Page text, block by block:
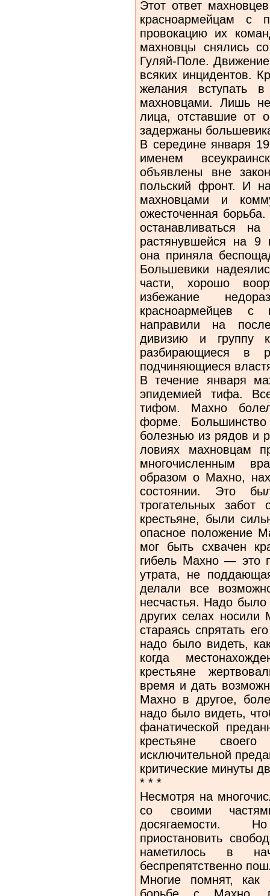
Этот ответ
красноар­мейцам с
провокацию их
махновцы снялись
Гуляй-Поле.
вся­ких инцидентов.
желания вступать
махновцами. Лишь
лица, отставшие от
задержаны
В середине января
именем
объявлены вне
польский фронт. И
махновцами и
ожесто­ченная
останавливаться
растянувшейся на 9
она приняла
Большевики
части, хорошо
избежание
красноармейцев
направили на
дивизию и группу
разбирающиеся в
подчиняющиеся
В течение января
эпидемией тифа.
тифом. Махно
форме.
болезнью из рядов и
ловиях махновцам
многочислен­ным
образом о Махно,
состоянии. Это
трогательных
крестьяне, были
опасное по­ложение
мог быть схвачен
гибель Махно — это
утрата, не
делали все
несчастья. Надо
других селах
стараясь спрятать
надо было видеть,
когда
крестьяне
время и дать
Махно в другое,
надо было видеть,
фанатической
крестьяне
исключительной
критиче­ские минуты
* * *
Несмотря на
со своими
досягаемости.
приостановить
наметилось в
беспрепятственно
Многие помнят, как